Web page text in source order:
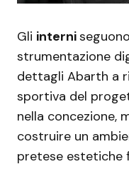
Gli interni
strumentazione
dettagli Abarth a
sportiva del
nella concezione,
costruire un
pretese estetiche